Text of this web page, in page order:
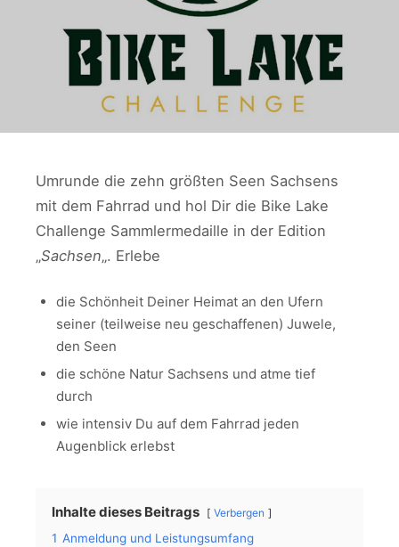
Umrunde die zehn größten Seen Sachsens
mit dem Fahrrad und hol Dir die Bike Lake
Challenge Sammlermedaille in der Edition
„Sachsen„. Erlebe
die Schönheit Deiner Heimat an den Ufern
seiner (teilweise neu geschaffenen) Juwele,
den Seen
die schöne Natur Sachsens und atme tief
durch
wie intensiv Du auf dem Fahrrad jeden
Augenblick erlebst
Inhalte dieses Beitrags Verbergen
1 Anmeldung und Leistungsumfang